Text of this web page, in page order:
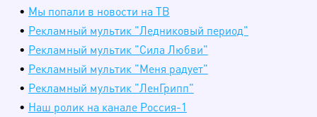
• Мы попали в новости на ТВ
• Рекламный мультик "Ледниковый период"
• Рекламный мультик "Сила Любви"
• Рекламный мультик "Меня радует"
• Рекламный мультик "ЛенГрипп"
• Наш ролик на канале Россия-1